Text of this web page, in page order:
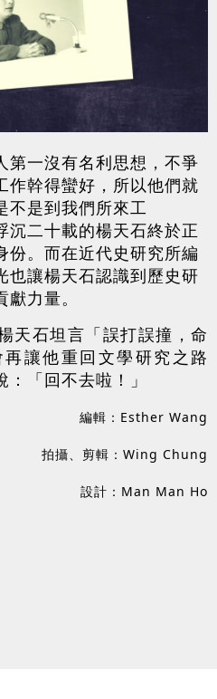
第一沒有名利思想，不爭
作幹得蠻好，所以他們就
不是到我們所來工
沉二十載的楊天石終於正
份。而在近代史研究所編
也讓楊天石認識到歷史研
力量。
天石坦言「誤打誤撞，命
讓他重回文學研究之路
「回不去啦！」
編輯：Esther Wang
拍攝、剪輯：Wing Chung
設計：Man Man Ho